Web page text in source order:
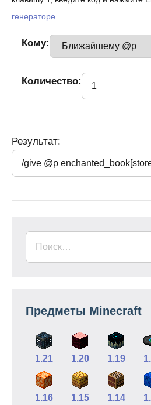
генераторе.
Кому:
Количество:
Результат:
Предметы Minecraft
1.21 1.20 1.19
1.16 1.15 1.14